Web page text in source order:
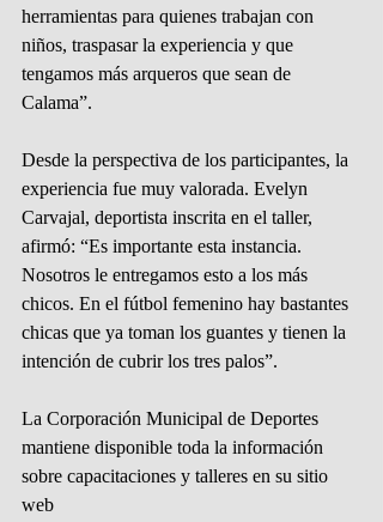
herramientas para quienes trabajan con
niños, traspasar la experiencia y que
tengamos más arqueros que sean de
Calama”.
Desde la perspectiva de los participantes, la
experiencia fue muy valorada. Evelyn
Carvajal, deportista inscrita en el taller,
afirmó: “Es importante esta instancia.
Nosotros le entregamos esto a los más
chicos. En el fútbol femenino hay bastantes
chicas que ya toman los guantes y tienen la
intención de cubrir los tres palos”.
La Corporación Municipal de Deportes
mantiene disponible toda la información
sobre capacitaciones y talleres en su sitio
web